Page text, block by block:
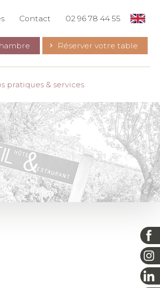
Réserver votre table
pratiques & services
Contact 02 96 78 44 55